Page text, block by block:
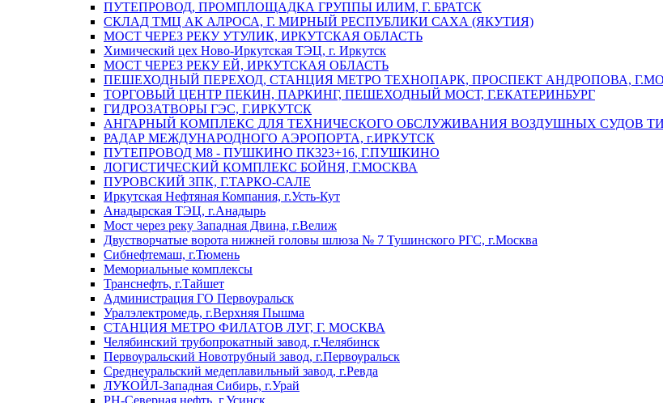
ПУТЕПРОВОД, ПРОМПЛОЩАДКА ГРУППЫ ИЛИМ, Г. БРАТСК
СКЛАД ТМЦ АК АЛРОСА, Г. МИРНЫЙ РЕСПУБЛИКИ САХА (ЯКУТИЯ)
МОСТ ЧЕРЕЗ РЕКУ УТУЛИК, ИРКУТСКАЯ ОБЛАСТЬ
Химический цех Ново-Иркутская ТЭЦ, г. Иркутск
МОСТ ЧЕРЕЗ РЕКУ ЕЙ, ИРКУТСКАЯ ОБЛАСТЬ
ПЕШЕХОДНЫЙ ПЕРЕХОД, СТАНЦИЯ МЕТРО ТЕХНОПАРК, ПРОСПЕКТ АНДРОПОВА,
ТОРГОВЫЙ ЦЕНТР ПЕКИН, ПАРКИНГ, ПЕШЕХОДНЫЙ МОСТ, Г.ЕКАТЕРИНБУРГ
ГИДРОЗАТВОРЫ ГЭС, Г.ИРКУТСК
АНГАРНЫЙ КОМПЛЕКС ДЛЯ ТЕХНИЧЕСКОГО ОБСЛУЖИВАНИЯ ВОЗДУШНЫХ СУДОВ
РАДАР МЕЖДУНАРОДНОГО АЭРОПОРТА, г.ИРКУТСК
ПУТЕПРОВОД М8 - ПУШКИНО ПК323+16, Г.ПУШКИНО
ЛОГИСТИЧЕСКИЙ КОМПЛЕКС БОЙНЯ, Г.МОСКВА
ПУРОВСКИЙ ЗПК, Г.ТАРКО-САЛЕ
Иркутская Нефтяная Компания, г.Усть-Кут
Анадырская ТЭЦ, г.Анадырь
Мост через реку Западная Двина, г.Велиж
Двустворчатые ворота нижней головы шлюза № 7 Тушинского РГС, г.Москва
Сибнефтемаш, г.Тюмень
Мемориальные комплексы
Транснефть, г.Тайшет
Администрация ГО Первоуральск
Уралэлектромедь, г.Верхняя Пышма
СТАНЦИЯ МЕТРО ФИЛАТОВ ЛУГ, Г. МОСКВА
Челябинский трубопрокатный завод, г.Челябинск
Первоуральский Новотрубный завод, г.Первоуральск
Среднеуральский медеплавильный завод, г.Ревда
ЛУКОЙЛ-Западная Сибирь, г.Урай
РН-Северная нефть, г.Усинск